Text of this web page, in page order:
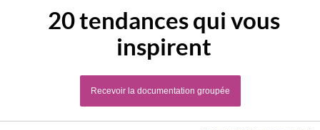
20 tendances qui vous
inspirent
Recevoir la documentation groupée